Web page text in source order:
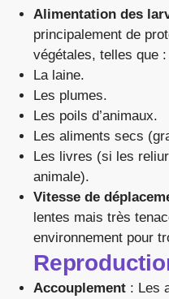
Alimentation des
principalement de
végétales, telles que :
La laine.
Les plumes.
Les poils d’animaux.
Les aliments secs
Les livres (si les
animale).
Vitesse de
lentes mais très
environnement pour
Accouplement : Les